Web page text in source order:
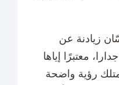
زيادنة عن
معتبرًا إياها
رؤية واضحة